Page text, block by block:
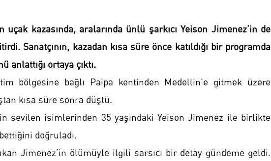
kazasında, aralarında ünlü şarkıcı Yeison Jimenez’in de
Sanatçının, kazadan kısa süre önce katıldığı bir programda
anlattığı ortaya çıktı.
bölgesine bağlı Paipa kentinden Medellin'e gitmek üzere
kısa süre sonra düştü.
sevilen isimlerinden 35 yaşındaki Yeison Jimenez ile birlikte
doğruladı.
Jimenez’in ölümüyle ilgili sarsıcı bir detay gündeme geldi.